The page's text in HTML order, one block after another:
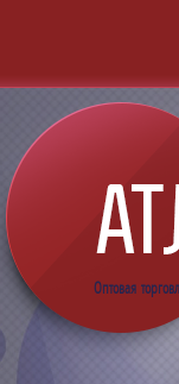
Оптовая